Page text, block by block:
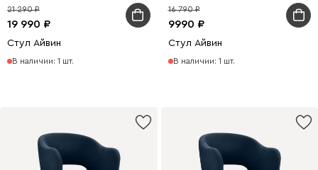
19 990
21 290
Стул Айвин
В наличии: 1 шт.
9990
16 790
Стул Айвин
В наличии: 1 шт.